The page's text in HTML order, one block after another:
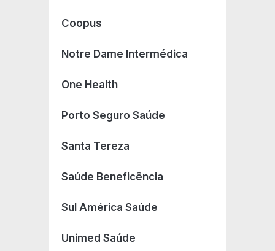
Coopus
Notre Dame Intermédica
One Health
Porto Seguro Saúde
Santa Tereza
Saúde Beneficência
Sul América Saúde
Unimed Saúde